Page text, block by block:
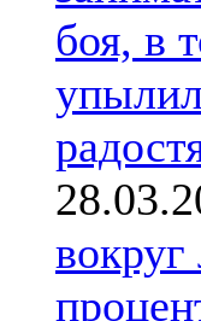
боя, в
вокруг